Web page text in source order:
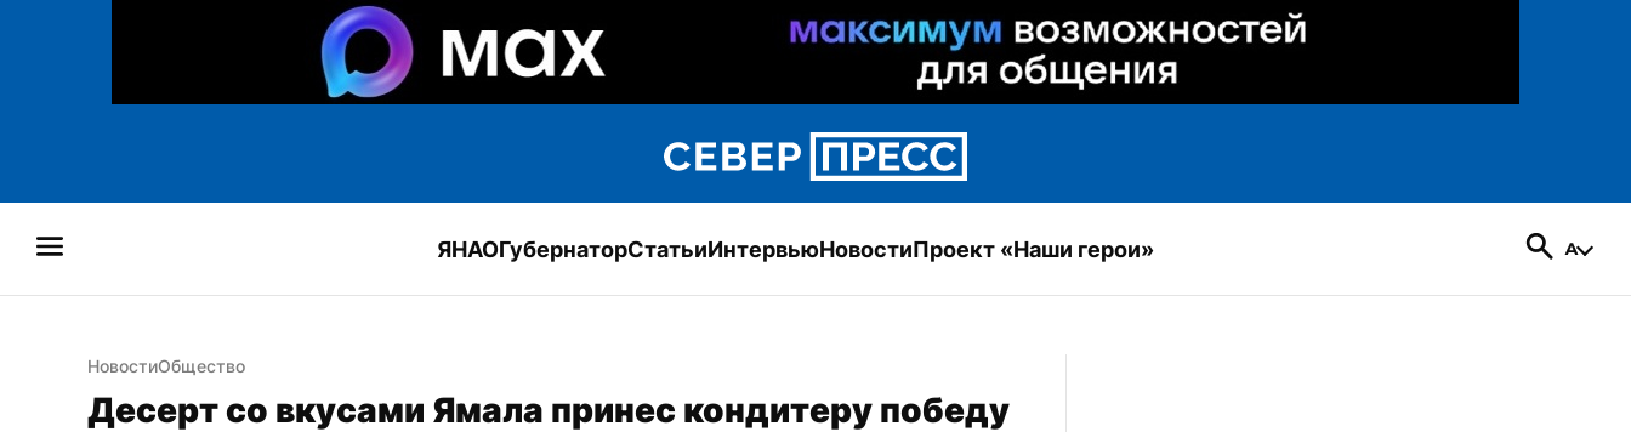
ЯНАОГубернаторСтатьиИнтервьюНовостиПроект «Наши герои»
НовостиОбщество
Десерт со вкусами Ямала принес кондитеру победу